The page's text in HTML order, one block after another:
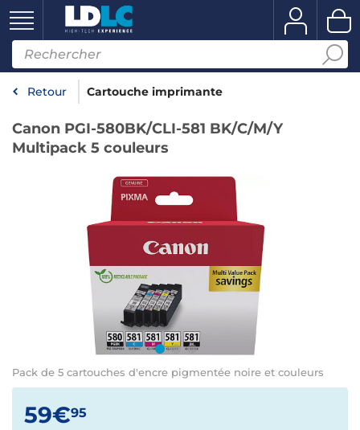
Retour Cartouche imprimante
Canon PGI-580BK/CLI-581 BK/C/M/Y
Multipack 5 couleurs
Pack de 5 cartouches d'encre pigmentée noire et couleurs
59€95